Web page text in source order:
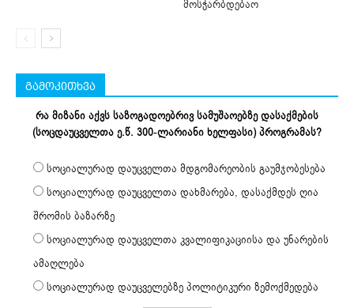
მოსჭარბდებაო
გამოკითხვა
რა მიზანი აქვს საზოგადოებრივ სამუშაოებზე დასაქმების
(სოცდაუცველთა ე.წ. 300-ლარიანი ხელფასი) პროგრამას?
სოციალურად დაუცველთა მდგომარეობის გაუმჯობესება
სოციალურად დაუცველთა დახმარება, დასაქმდეს ღია
შრომის ბაზარზე
სოციალურად დაუცველთა კვალიფიკაციისა და უნარების
ამაღლება
სოციალურად დაუცველებზე პოლიტიკური ზემოქმედება